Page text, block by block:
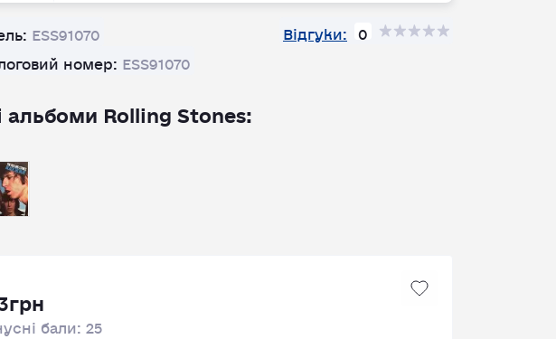
ESS91070
номер: ESS91070
Відгуки: 0
альбоми Rolling Stones:
бали: 25